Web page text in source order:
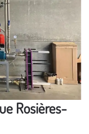
Rosières-